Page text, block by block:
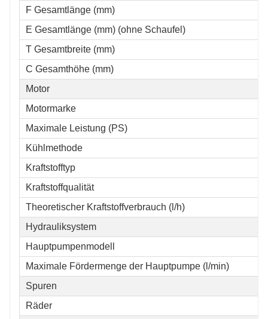
F Gesamtlänge (mm)
E Gesamtlänge (mm) (ohne Schaufel)
T Gesamtbreite (mm)
C Gesamthöhe (mm)
Motor
Motormarke
Maximale Leistung (PS)
Kühlmethode
Kraftstofftyp
Kraftstoffqualität
Theoretischer Kraftstoffverbrauch (l/h)
Hydrauliksystem
Hauptpumpenmodell
Maximale Fördermenge der Hauptpumpe (l/min)
Spuren
Räder